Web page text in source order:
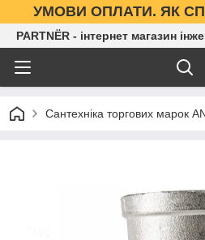
УМОВИ ОПЛАТИ. ЯК
PARTNЁR - інтернет магазин
Сантехніка торгових марок